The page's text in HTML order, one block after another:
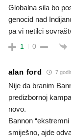
Globalna sila bo
genocid nad
pa vi netilci
1 0
alan ford 7
Nije da branim
predizbornoj
novo.
Bannon
smiješno, ajde